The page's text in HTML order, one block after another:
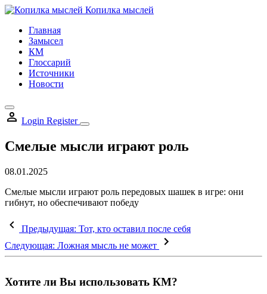
Skip
content
Копилка мыслей
Главная
Замысел
КМ
Глоссарий
Источники
Новости
Login Register
Смелые мысли играют роль
08.01.2025
Смелые мысли играют роль передовых шашек в игре: они
гибнут, но обеспечивают победу
Предыдущая: Тот, кто оставил после себя
Следующая: Ложная мысль не может
Хотите ли Вы использовать КМ?